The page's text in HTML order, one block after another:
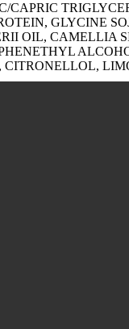
GLYCINE
OIL, CAMELLIA